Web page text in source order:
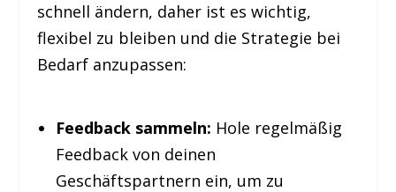
schnell ändern, daher ist es wichtig,
flexibel zu bleiben und die Strategie bei
Bedarf anzupassen:
Feedback sammeln: Hole regelmäßig
Feedback von deinen
Geschäftspartnern ein, um zu